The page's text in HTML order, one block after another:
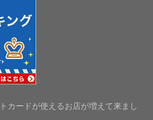
カードが使えるお店が増えて来まし